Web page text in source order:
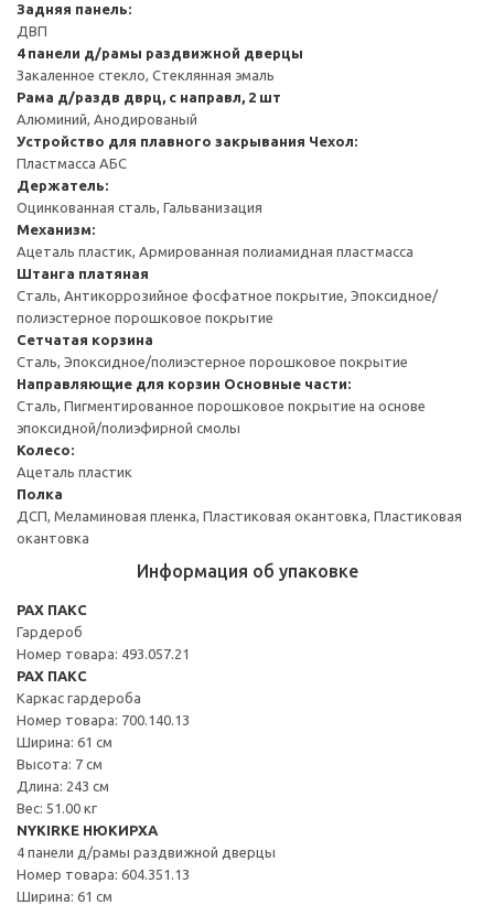
Задняя панель:
ДВП
4 панели д/рамы раздвижной дверцы
Закаленное стекло, Стеклянная эмаль
Рама д/раздв дврц, с направл, 2 шт
Алюминий, Анодированый
Устройство для плавного закрывания Чехол:
Пластмасса АБС
Держатель:
Оцинкованная сталь, Гальванизация
Механизм:
Ацеталь пластик, Армированная полиамидная пластмасса
Штанга платяная
Сталь, Антикоррозийное фосфатное покрытие, Эпоксидное/
полиэстерное порошковое покрытие
Сетчатая корзина
Сталь, Эпоксидное/полиэстерное порошковое покрытие
Направляющие для корзин Основные части:
Сталь, Пигментированное порошковое покрытие на основе
эпоксидной/полиэфирной смолы
Колесо:
Ацеталь пластик
Полка
ДСП, Меламиновая пленка, Пластиковая окантовка, Пластиковая
окантовка
Информация об упаковке
PAX ПАКС
Гардероб
Номер товара: 493.057.21
PAX ПАКС
Каркас гардероба
Номер товара: 700.140.13
Ширина: 61 см
Высота: 7 см
Длина: 243 см
Вес: 51.00 кг
NYKIRKE НЮКИРХА
4 панели д/рамы раздвижной дверцы
Номер товара: 604.351.13
Ширина: 61 см